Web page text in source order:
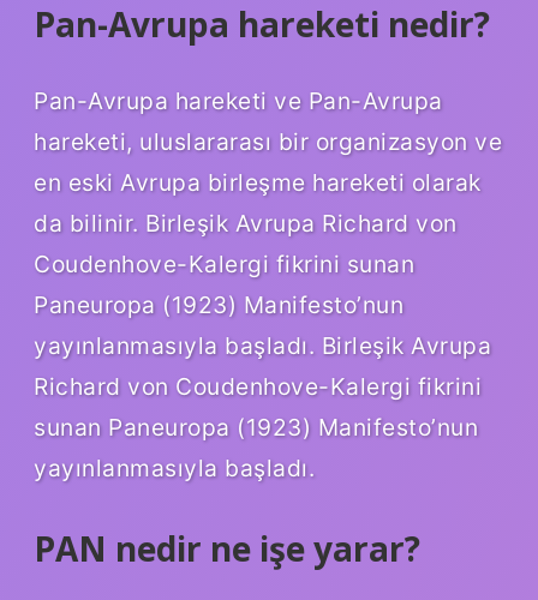
Pan-Avrupa hareketi nedir?
Pan-Avrupa hareketi ve Pan-Avrupa
hareketi, uluslararası bir organizasyon ve
en eski Avrupa birleşme hareketi olarak
da bilinir. Birleşik Avrupa Richard von
Coudenhove-Kalergi fikrini sunan
Paneuropa (1923) Manifesto’nun
yayınlanmasıyla başladı. Birleşik Avrupa
Richard von Coudenhove-Kalergi fikrini
sunan Paneuropa (1923) Manifesto’nun
yayınlanmasıyla başladı.
PAN nedir ne işe yarar?